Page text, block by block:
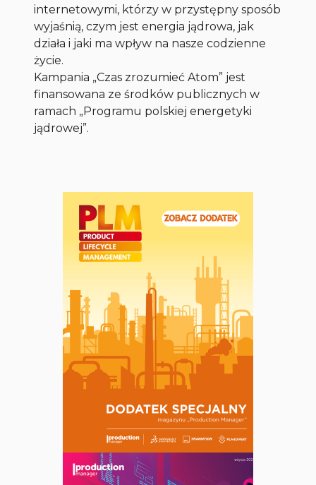
internetowymi, którzy w przystępny sposób
wyjaśnią, czym jest energia jądrowa, jak
działa i jaki ma wpływ na nasze codzienne
życie.
Kampania „Czas zrozumieć Atom” jest
finansowana ze środków publicznych w
ramach „Programu polskiej energetyki
jądrowej”.